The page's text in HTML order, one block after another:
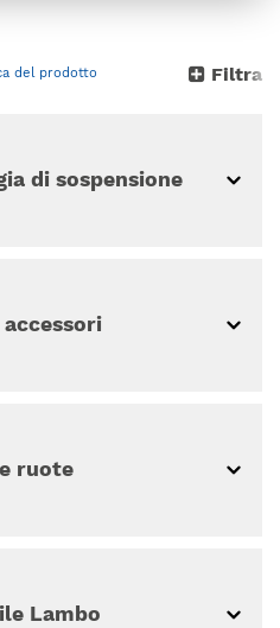
del prodotto Filtra
di sospensione
accessori
ruote
Lambo